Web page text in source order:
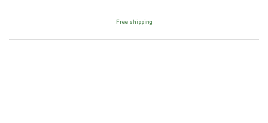
Free shipping